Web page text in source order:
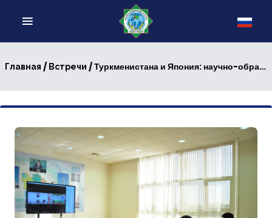
Главная / Встречи / Туркменистана и Япония: научно-образовательный диалог